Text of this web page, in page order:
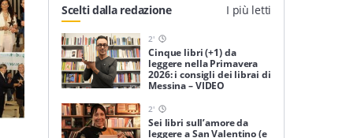
Scelti dalla redazione I più letti
2'
Cinque libri (+1) da
leggere nella Primavera
2026: i consigli dei librai di
Messina – VIDEO
2'
Sei libri sull’amore da
leggere a San Valentino (e